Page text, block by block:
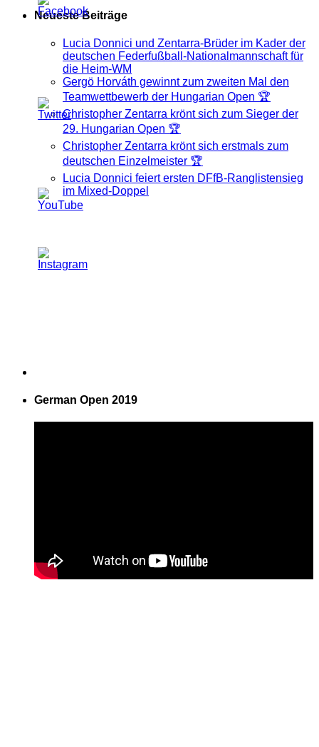
Neueste Beiträge
Lucia Donnici und Zentarra-Brüder im Kader der
deutschen Federfußball-Nationalmannschaft für
die Heim-WM
Gergö Horváth gewinnt zum zweiten Mal den
Teamwettbewerb der Hungarian Open 🏆
Christopher Zentarra krönt sich zum Sieger der
29. Hungarian Open 🏆
Christopher Zentarra krönt sich erstmals zum
deutschen Einzelmeister 🏆
Lucia Donnici feiert ersten DFfB-Ranglistensieg
im Mixed-Doppel
German Open 2019